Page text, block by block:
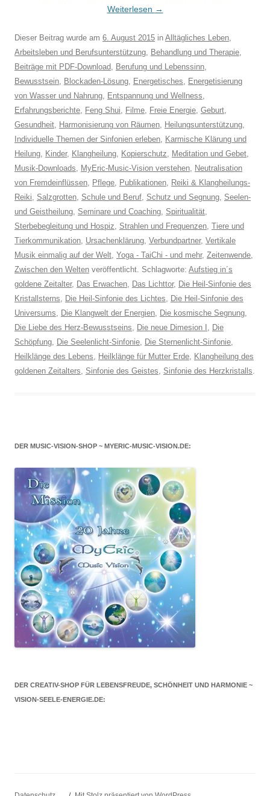
Weiterlesen →
Dieser Beitrag wurde am 6. August 2015 in Alltägliches Leben,
Arbeitsleben und Berufsunterstützung, Behandlung und Therapie,
Beiträge mit PDF-Download, Berufung und Lebenssinn,
Bewusstsein, Blockaden-Lösung, Energetisches, Energetisierung
von Wasser und Nahrung, Entspannung und Wellness,
Erfahrungsberichte, Feng Shui, Filme, Freie Energie, Geburt,
Gesundheit, Harmonisierung von Räumen, Heilungsunterstützung,
Individuelle Themen der Sinfonien erleben, Karmische Klärung und
Heilung, Kinder, Klangheilung, Kopierschutz, Meditation und Gebet,
Musik-Downloads, MyEric-Music-Vision verstehen, Neutralisation
von Fremdeinflüssen, Pflege, Publikationen, Reiki & Klangheilungs-
Reiki, Salzgrotten, Schule und Beruf, Schutz und Segnung, Seelen-
und Geistheilung, Seminare und Coaching, Spiritualität,
Sterbebegleitung und Hospiz, Strahlen und Frequenzen, Tiere und
Tierkommunikation, Ursachenklärung, Verbundpartner, Vertikale
Musik einmalig auf der Welt, Yoga - TaiChi - und mehr, Zeitenwende,
Zwischen den Welten veröffentlicht. Schlagworte: Aufstieg in´s
goldene Zeitalter, Das Erwachen, Das Lichttor, Die Heil-Sinfonie des
Kristallsterns, Die Heil-Sinfonie des Lichtes, Die Heil-Sinfonie des
Universums, Die Klangwelt der Energien, Die kosmische Segnung,
Die Liebe des Herz-Bewusstseins, Die neue Dimesion I , Die
Schöpfung, Die Seelenlicht-Sinfonie, Die Sternenlicht-Sinfonie,
Heilklänge des Lebens, Heilklänge für Mutter Erde, Klangheilung des
goldenen Zeitalters, Sinfonie des Geistes, Sinfonie des Herzkristalls.
DER MUSIC-VISION-SHOP ~ MYERIC-MUSIC-VISION.DE:
DER CREATIV-SHOP FÜR LEBENSFREUDE, SCHÖNHEIT UND HARMONIE ~
VISION-SEELE-ENERGIE.DE: